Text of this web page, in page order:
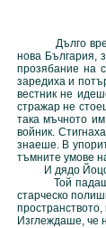
Дълго време
нова България,
прозябание на
заредиха и
вестник не
стражар не
така мъчното
войник.
знаеше. В
тъмните умове
И дядо Йоцо
Той падаше
старческо
Изглеждаше, че